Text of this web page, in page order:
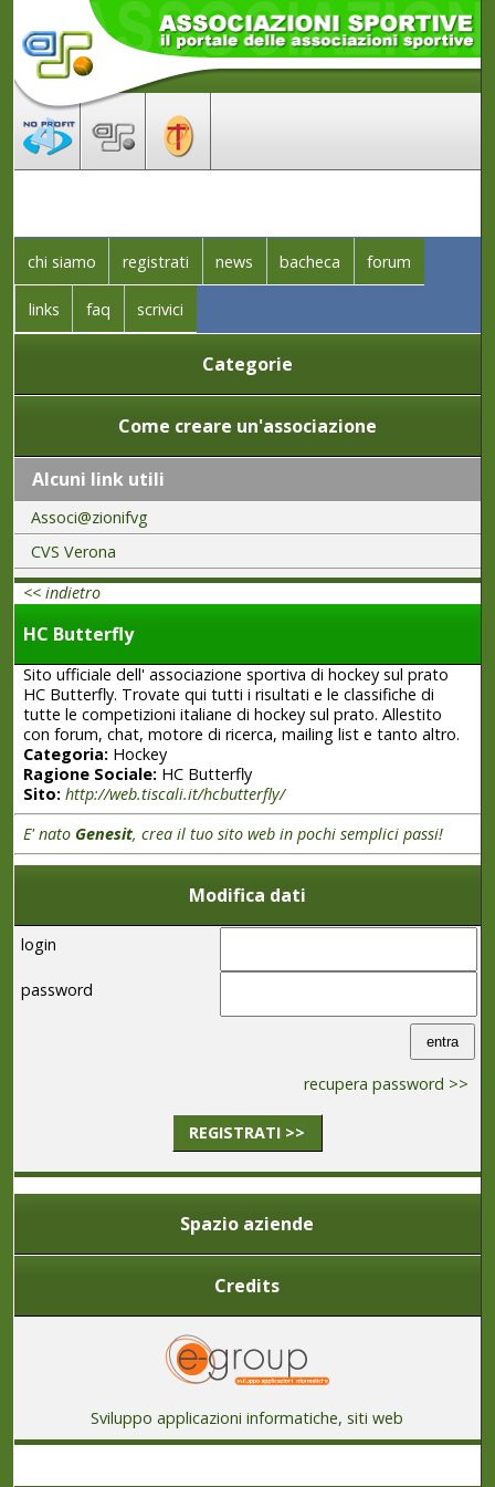
chi siamo registrati news bacheca forum
links faq scrivici
Categorie
Come creare un'associazione
Alcuni link utili
Associ@zionifvg
CVS Verona
<< indietro
HC Butterfly
Sito ufficiale dell' associazione sportiva di hockey sul prato
HC Butterfly. Trovate qui tutti i risultati e le classifiche di
tutte le competizioni italiane di hockey sul prato. Allestito
con forum, chat, motore di ricerca, mailing list e tanto altro.
Categoria:Hockey
Ragione Sociale:HC Butterfly
Sito: http://web.tiscali.it/hcbutterfly/
E' nato Genesit, crea il tuo sito web in pochi semplici passi!
Modifica dati
login
password
recupera password >>
REGISTRATI >>
Spazio aziende
Credits
Sviluppo applicazioni informatiche, siti web